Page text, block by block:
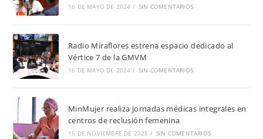
16 DE MAYO DE 2024 / SIN COMENTARIOS
Radio Miraflores estrena espacio dedicado al
Vértice 7 de la GMVM
16 DE MAYO DE 2024 / SIN COMENTARIOS
MinMujer realiza jornadas médicas integrales en
centros de reclusión femenina
15 DE NOVIEMBRE DE 2025 / SIN COMENTARIOS